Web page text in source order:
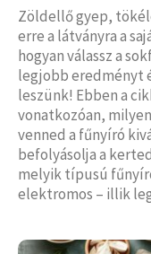
Zöldellő gyep,
erre a látványra a
hogyan válassz a
legjobb eredményt
leszünk! Ebben a
vonatkozóan,
venned a fűnyíró
befolyásolja a
melyik típusú
elektromos – illik